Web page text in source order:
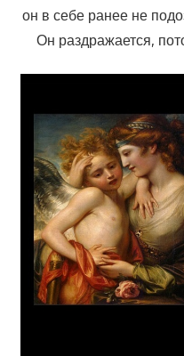
он в себе ранее не
Он раздражается,